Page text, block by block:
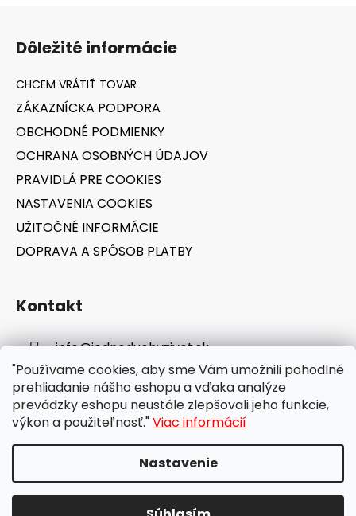
"Používame cookies, aby sme Vám umožnili pohodlné
prehliadanie nášho eshopu a vďaka analýze
prevádzky eshopu neustále zlepšovali jeho funkcie,
výkon a použiteľnosť."Viac informácií
Nastavenie
Dôležité informácie
ZÁKAZNÍCKA PODPORA
OBCHODNÉ PODMIENKY
OCHRANA OSOBNÝCH ÚDAJOV
PRAVIDLÁ PRE COOKIES
NASTAVENIA COOKIES
UŽITOČNÉ INFORMÁCIE
DOPRAVA A SPÔSOB PLATBY
Kontakt
info@jednoduchyzivot.sk
E-shop: 0948 647 767
Vytvoril Shoptet